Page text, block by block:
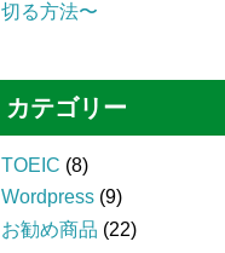
切る方法〜
カテゴリー
TOEIC (8)
Wordpress (9)
お勧め商品 (22)